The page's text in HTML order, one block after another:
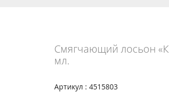
Смягчающий лосьон
мл.
Артикул : 4515803